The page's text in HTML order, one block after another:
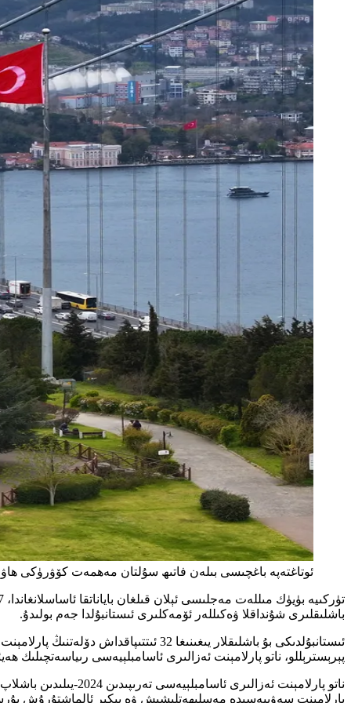
ئوتاغتەپە باغچىسى بىلەن فاتىھ سۇلتان مەھمەت كۆۋرۈكى
باشلىقلىرى شۇنداقلا ۋەكىللەر ئۆمەكلىرى ئىستانبۇلدا جەم بولىدۇ.
پېرېسترېللو، ناتو پارلامېنت ئەزالىرى ئاسامبلېيەسى رىياسەتچىلىك
ناتو پارلامېنت
پارلامېنت سەۋىيەسىدە مەسلىھەتلىشىش ۋە پىكىر ئالماشتۇرۇش